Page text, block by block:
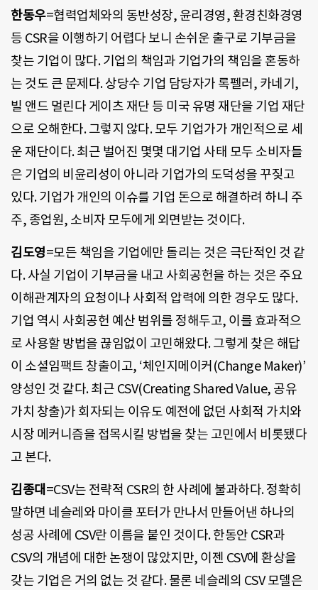
한동우=협력업체와의 동반성장, 윤리경영, 환경친화경영
등 CSR을 이행하기 어렵다 보니 손쉬운 출구로 기부금을
찾는 기업이 많다. 기업의 책임과 기업가의 책임을 혼동하
는 것도 큰 문제다. 상당수 기업 담당자가 록펠러, 카네기,
빌 앤드 멀린다 게이츠 재단 등 미국 유명 재단을 기업 재단
으로 오해한다. 그렇지 않다. 모두 기업가가 개인적으로 세
운 재단이다. 최근 벌어진 몇몇 대기업 사태 모두 소비자들
은 기업의 비윤리성이 아니라 기업가의 도덕성을 꾸짖고
있다. 기업가 개인의 이슈를 기업 돈으로 해결하려 하니 주
주, 종업원, 소비자 모두에게 외면받는 것이다.
김도영=모든 책임을 기업에만 돌리는 것은 극단적인 것 같
다. 사실 기업이 기부금을 내고 사회공헌을 하는 것은 주요
이해관계자의 요청이나 사회적 압력에 의한 경우도 많다.
기업 역시 사회공헌 예산 범위를 정해두고, 이를 효과적으
로 사용할 방법을 끊임없이 고민해왔다. 그렇게 찾은 해답
이 소셜임팩트 창출이고, ‘체인지메이커(Change Maker)’
양성인 것 같다. 최근 CSV(Creating Shared Value, 공유
가치 창출)가 회자되는 이유도 예전에 없던 사회적 가치와
시장 메커니즘을 접목시킬 방법을 찾는 고민에서 비롯됐다
고 본다.
김종대 =CSV는 전략적 CSR의 한 사례에 불과하다. 정확히
말하면 네슬레와 마이클 포터가 만나서 만들어낸 하나의
성공 사례에 CSV란 이름을 붙인 것이다. 한동안 CSR과
CSV의 개념에 대한 논쟁이 많았지만, 이젠 CSV에 환상을
갖는 기업은 거의 없는 것 같다. 물론 네슬레의 CSV 모델은